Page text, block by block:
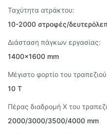
Ταχύτητα ατράκτου:
10-2000 στροφές/
Διάσταση πάγκων εργασίας:
1400×1600 mm
Μέγιστο φορτίο του
10 Τ
Πέρας διαδρομή X του
2000/3000/3500/4000 mm